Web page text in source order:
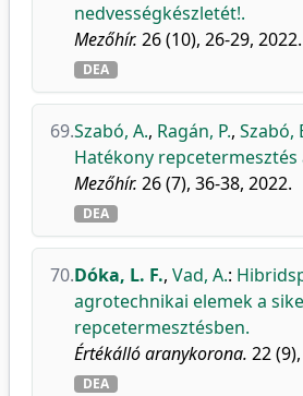
nedvességkészletét!.
Mezőhír. 26 (10), 26-29, 2022.
DEA
69.Szabó, A., Ragán, P., Szabó,
Hatékony
Mezőhír. 26 (7), 36-38, 2022.
DEA
70.Dóka, L. F., Vad, A.:
agrotechnikai elemek a
repcetermesztésben.
Értékálló aranykorona. 22
DEA